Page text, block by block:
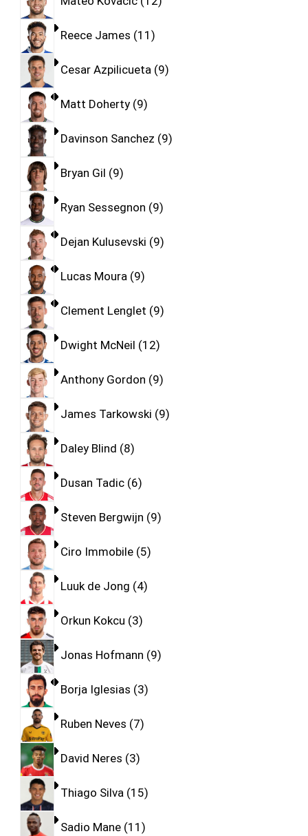
Reece James 11
Cesar Azpilicueta 9
Matt Doherty 9
Davinson Sanchez 9
Bryan Gil 9
Ryan Sessegnon 9
Dejan Kulusevski 9
Lucas Moura 9
Clement Lenglet 9
Dwight McNeil 12
Anthony Gordon 9
James Tarkowski 9
Daley Blind 8
Dusan Tadic 6
Steven Bergwijn 9
Ciro Immobile 5
Luuk de Jong 4
Orkun Kokcu 3
Jonas Hofmann 9
Borja Iglesias 3
Ruben Neves 7
David Neres 3
Thiago Silva 15
Sadio Mane 11